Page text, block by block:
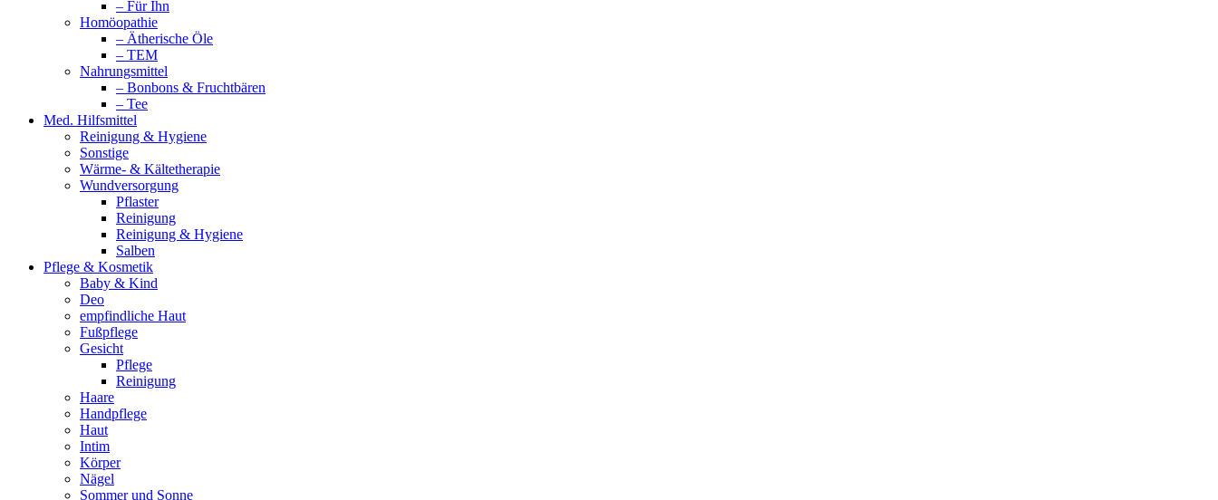
– Für Ihn
Homöopathie
– Ätherische Öle
– TEM
Nahrungsmittel
– Bonbons & Fruchtbären
– Tee
Med. Hilfsmittel
Reinigung & Hygiene
Sonstige
Wärme- & Kältetherapie
Wundversorgung
Pflaster
Reinigung
Reinigung & Hygiene
Salben
Pflege & Kosmetik
Baby & Kind
Deo
empfindliche Haut
Fußpflege
Gesicht
Pflege
Reinigung
Haare
Handpflege
Haut
Intim
Körper
Nägel
Sommer und Sonne